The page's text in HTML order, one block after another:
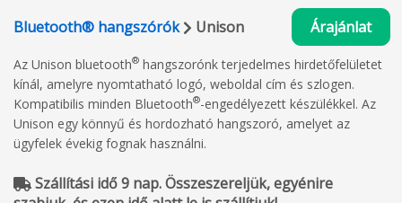
Bluetooth® hangszórók Unison Árajánlat
Az Unison bluetooth® hangszorónk terjedelmes hirdetőfelületet
kínál, amelyre nyomtatható logó, weboldal cím és szlogen.
Kompatibilis minden Bluetooth®-engedélyezett készülékkel. Az
Unison egy könnyű és hordozható hangszoró, amelyet az
ügyfelek évekig fognak használni.
Szállítási idő 9 nap. Összeszereljük, egyénire